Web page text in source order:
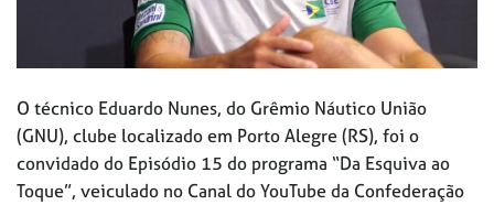
O técnico Eduardo Nunes, do Grêmio Náutico União
(GNU), clube localizado em Porto Alegre (RS), foi o
convidado do Episódio 15 do programa “Da Esquiva ao
Toque”, veiculado no Canal do YouTube da Confederação